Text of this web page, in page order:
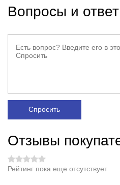
Вопросы и
Спросить
Отзывы
Рейтинг пока еще отсутствует